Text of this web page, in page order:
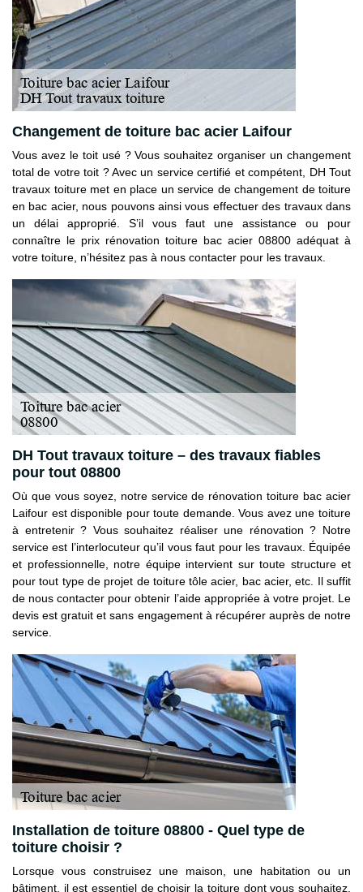
Changement de toiture bac acier Laifour
Vous avez le toit usé ? Vous souhaitez organiser un changement
total de votre toit ? Avec un service certifié et compétent, DH Tout
travaux toiture met en place un service de changement de toiture
en bac acier, nous pouvons ainsi vous effectuer des travaux dans
un délai approprié. S’il vous faut une assistance ou pour
connaître le prix rénovation toiture bac acier 08800 adéquat à
votre toiture, n’hésitez pas à nous contacter pour les travaux.
DH Tout travaux toiture – des travaux fiables
pour tout 08800
Où que vous soyez, notre service de rénovation toiture bac acier
Laifour est disponible pour toute demande. Vous avez une toiture
à entretenir ? Vous souhaitez réaliser une rénovation ? Notre
service est l’interlocuteur qu’il vous faut pour les travaux. Équipée
et professionnelle, notre équipe intervient sur toute structure et
pour tout type de projet de toiture tôle acier, bac acier, etc. Il suffit
de nous contacter pour obtenir l’aide appropriée à votre projet. Le
devis est gratuit et sans engagement à récupérer auprès de notre
service.
Installation de toiture 08800 - Quel type de
toiture choisir ?
Lorsque vous construisez une maison, une habitation ou un
bâtiment, il est essentiel de choisir la toiture dont vous souhaitez.